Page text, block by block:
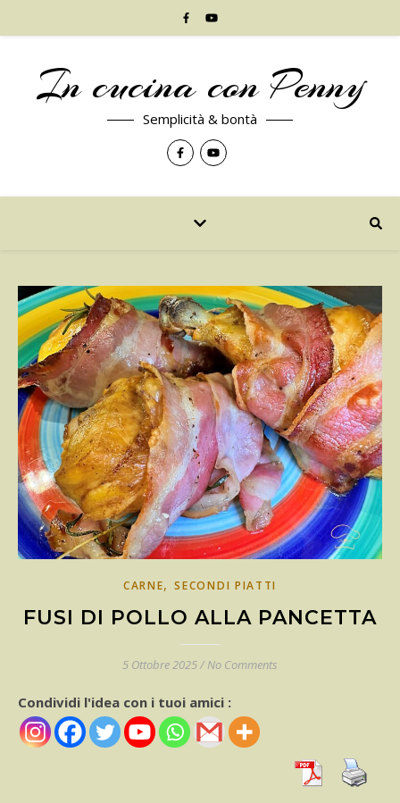
In cucina con Penny
Semplicità & bontà
CARNE,SECONDI PIATTI
FUSI DI POLLO ALLA PANCETTA
5 Ottobre 2025/ No Comments
Condividi l'idea con i tuoi amici :